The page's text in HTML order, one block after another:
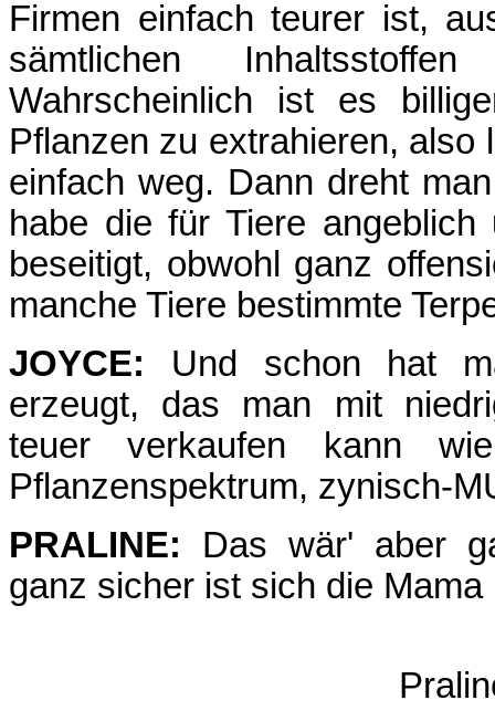
Firmen einfach teurer ist,
sämtlichen Inhaltsstoffen
Wahrscheinlich ist es
Pflanzen zu extrahieren, also
einfach weg. Dann dreht
habe die für Tiere angeblich
beseitigt, obwohl ganz
manche Tiere bestimmte
JOYCE: Und schon hat
erzeugt, das man mit
teuer verkaufen kann
Pflanzenspektrum, zynisch-
PRALINE: Das wär' aber
ganz sicher ist sich die